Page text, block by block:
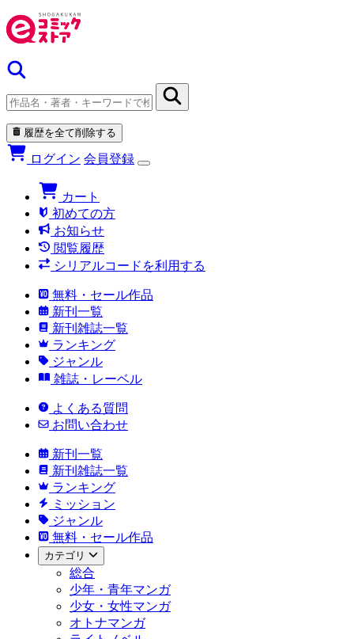
履歴を全て削除する
ログイン 会員登録
カート
初めての方
お知らせ
閲覧履歴
シリアルコードを利用する
無料・セール作品
新刊一覧
新刊雑誌一覧
ランキング
ジャンル
雑誌・レーベル
よくある質問
お問い合わせ
新刊一覧
新刊雑誌一覧
ランキング
ミッション
ジャンル
無料・セール作品
カテゴリ
総合
少年・青年マンガ
少女・女性マンガ
オトナマンガ